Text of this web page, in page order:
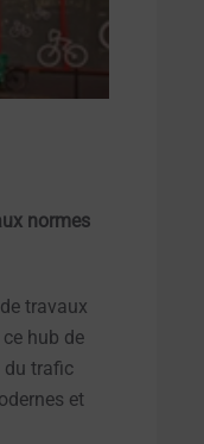
normes
travaux
hub de
du trafic
et